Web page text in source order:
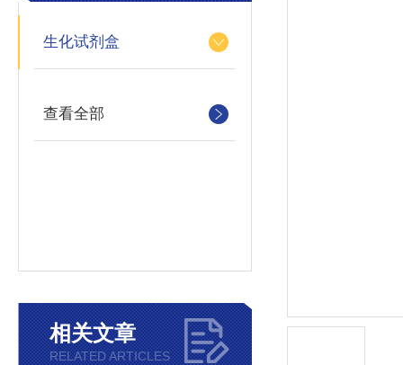
生化试剂盒
查看全部
相关文章
RELATED ARTICLES